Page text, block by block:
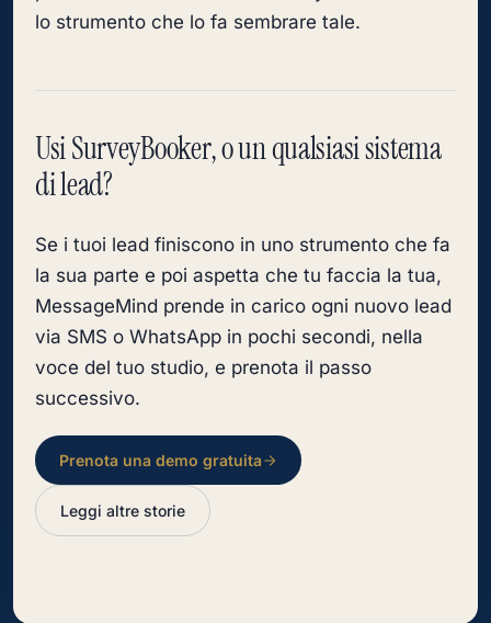
lo strumento che lo fa sembrare tale.
Usi SurveyBooker, o un qualsiasi sistema
di lead?
Se i tuoi lead finiscono in uno strumento che fa
la sua parte e poi aspetta che tu faccia la tua,
MessageMind prende in carico ogni nuovo lead
via SMS o WhatsApp in pochi secondi, nella
voce del tuo studio, e prenota il passo
successivo.
Prenota una demo gratuita
Leggi altre storie